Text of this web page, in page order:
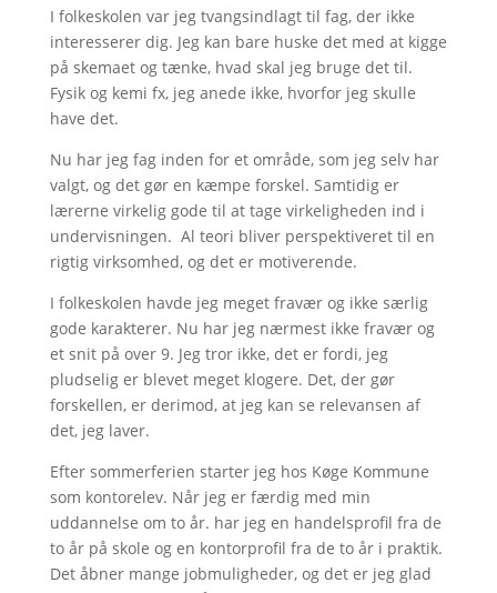
I folkeskolen var jeg tvangsindlagt til fag, der ikke
interesserer dig. Jeg kan bare huske det med at kigge
på skemaet og tænke, hvad skal jeg bruge det til.
Fysik og kemi fx, jeg anede ikke, hvorfor jeg skulle
have det.
Nu har jeg fag inden for et område, som jeg selv har
valgt, og det gør en kæmpe forskel. Samtidig er
lærerne virkelig gode til at tage virkeligheden ind i
undervisningen. Al teori bliver perspektiveret til en
rigtig virksomhed, og det er motiverende.
I folkeskolen havde jeg meget fravær og ikke særlig
gode karakterer. Nu har jeg nærmest ikke fravær og
et snit på over 9. Jeg tror ikke, det er fordi, jeg
pludselig er blevet meget klogere. Det, der gør
forskellen, er derimod, at jeg kan se relevansen af
det, jeg laver.
Efter sommerferien starter jeg hos Køge Kommune
som kontorelev. Når jeg er færdig med min
uddannelse om to år. har jeg en handelsprofil fra de
to år på skole og en kontorprofil fra de to år i praktik.
Det åbner mange jobmuligheder, og det er jeg glad